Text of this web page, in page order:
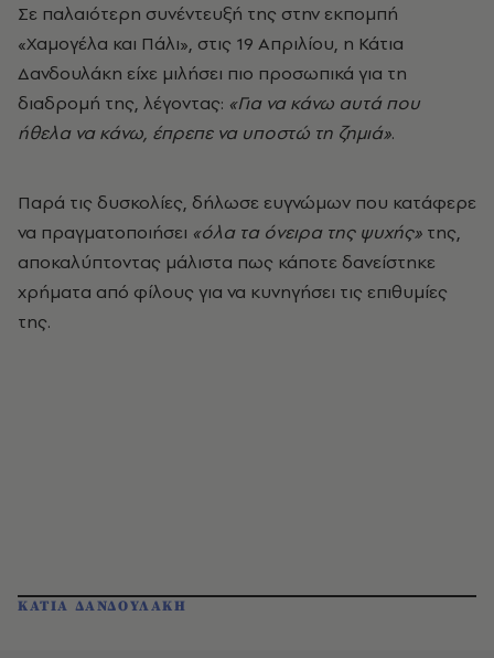
Σε παλαιότερη συνέντευξή της στην εκπομπή
«Χαμογέλα και Πάλι», στις 19 Απριλίου, η Κάτια
Δανδουλάκη είχε μιλήσει πιο προσωπικά για τη
διαδρομή της, λέγοντας: «Για να κάνω αυτά που
ήθελα να κάνω, έπρεπε να υποστώ τη ζημιά».
Παρά τις δυσκολίες, δήλωσε ευγνώμων που κατάφερε
να πραγματοποιήσει «όλα τα όνειρα της ψυχής» της,
αποκαλύπτοντας μάλιστα πως κάποτε δανείστηκε
χρήματα από φίλους για να κυνηγήσει τις επιθυμίες
της.
ΚΑΤΙΑ ΔΑΝΔΟΥΛΑΚΗ